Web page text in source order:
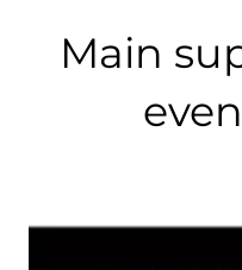
Main